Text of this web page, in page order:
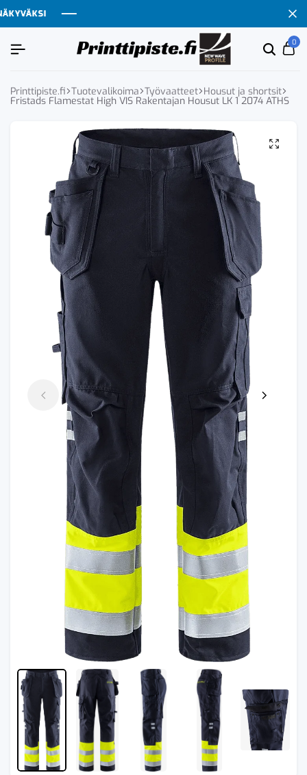
Etsi
0
Printtipiste.fi Tuotevalikoima Työvaatteet Housut ja shortsit
Fristads Flamestat High VIS Rakentajan Housut LK 1 2074 ATHS